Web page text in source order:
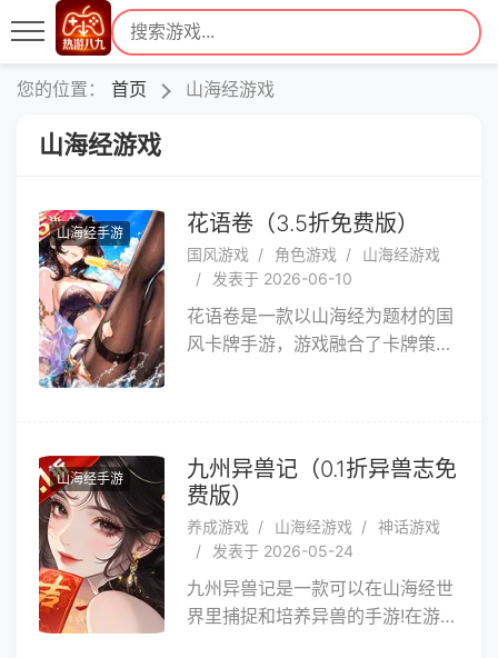
您的位置： 首页 山海经游戏
山海经游戏
山海经手游 花语卷（3.5折免费版）
国风游戏 角色游戏
山海经游戏
发表于 2026-06-10
花语卷是一款以山海经为题材的国
风卡牌手游，游戏融合了卡牌策略
玩家提供沉浸式的上古神话体验。
山海经手游
九州异兽记（0.1折异兽志免
费版）
养成游戏 山海经游戏
神话游戏
发表于 2026-05-24
九州异兽记是一款可以在山海经世
界里捕捉和培养异兽的手游!在游戏